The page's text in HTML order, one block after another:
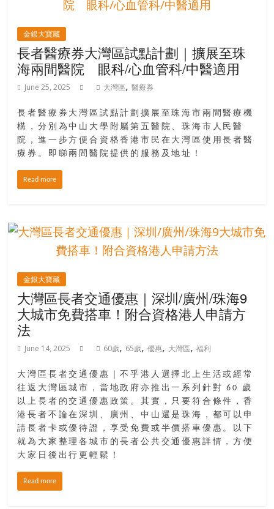
金銀大寶藏
長者醫療券大灣區試點計劃｜擴展至珠
海兩間醫院 眼科/心血管科/中醫適用
June 25, 2025 大灣區,醫療券
長者醫療券大灣區試點計劃擴展至珠海市兩間醫療機
構，分別為中山大學附屬第五醫院、珠海市人民醫
院，進一步方便合資格香港市民在大灣區使用長者醫
療券。即睇兩間醫院提供的服務及地址！
Read more
金銀大寶藏
大灣區長者交通優惠｜深圳/廣州/珠海9
大城市免費搭車！附合資格港人申請方
法
June 14, 2025 60歲, 65歲,優惠, 大灣區,福利
大灣區長者交通優惠｜不乎港人選擇北上生活或經常
往返大灣區城市，當地政府亦推出一系列針對 60 歲
以上長者的交通優惠政策。其實，只要符合條件，香
港長者不論在深圳、廣州、中山還是珠海，都可以申
請長者卡或優待證，享受免費或半價搭車優惠。以下
就為大家整理各城市的長者公共交通優惠詳情，方便
大家日後出行更輕鬆！
Read more